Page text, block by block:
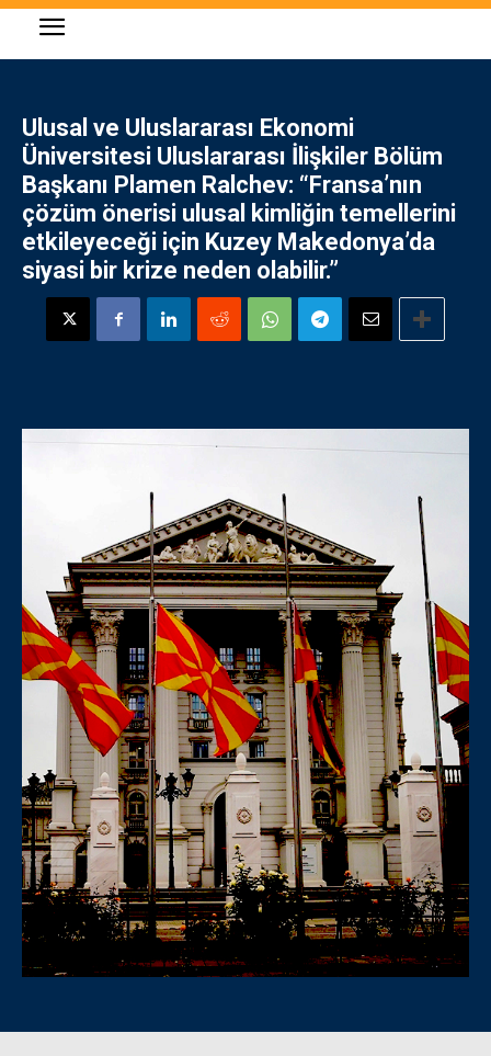
Ulusal ve Uluslararası Ekonomi
Üniversitesi Uluslararası İlişkiler Bölüm
Başkanı Plamen Ralchev: “Fransa’nın
çözüm önerisi ulusal kimliğin temellerini
etkileyeceği için Kuzey Makedonya’da
siyasi bir krize neden olabilir.”